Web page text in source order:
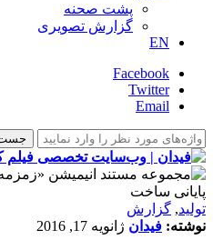
پشت صحنه
گزارش تصویری
EN
Facebook
Twitter
Email
تولید, گزارش
نوشته: فیدان ژانویه 17, 2016